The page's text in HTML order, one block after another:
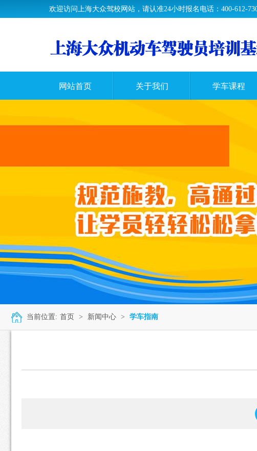
欢迎访问上海大众驾校网站，请认准24小时报名电话：400-612-
网站首页 关于我们 学车课程
当前位置: 首页 > 新闻中心 > 学车指南